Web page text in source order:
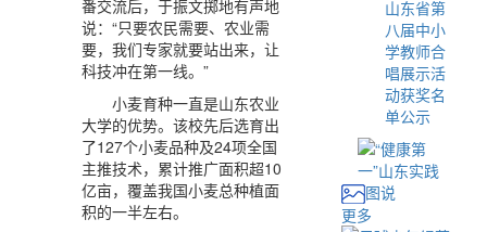
番交流后，于振文掷地有声地
说：“只要农民需要、农业需
要，我们专家就要站出来，让
科技冲在第一线。”
小麦育种一直是山东农业
大学的优势。该校先后选育出
了127个小麦品种及24项全国
主推技术，累计推广面积超10
亿亩，覆盖我国小麦总种植面
积的一半左右。
山东省第
八届中小
学教师合
唱展示活
动获奖名
单公示
图说
更多